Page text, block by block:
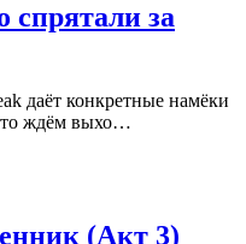
за
даёт конкретные намёки
ждём выхо…
(Акт 3)